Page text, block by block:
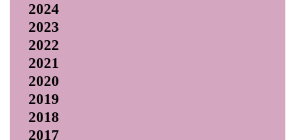
2024
2023
2022
2021
2020
2019
2018
2017